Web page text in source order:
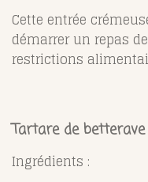
Cette entrée
démarrer un repas
restrictions
Tartare de
Ingrédients :